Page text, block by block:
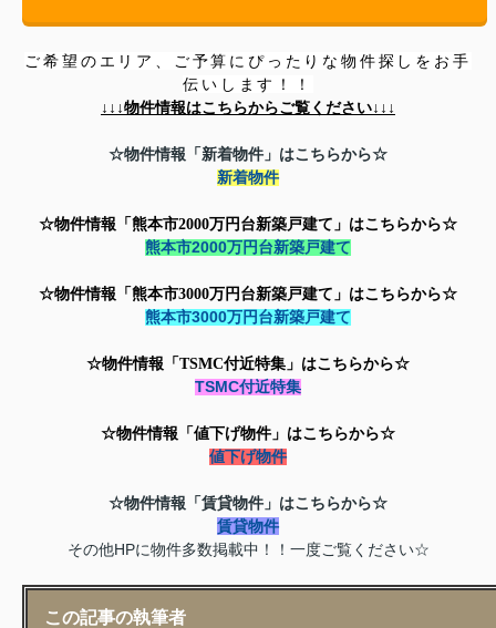
ご希望のエリア、ご予算にぴったりな物件探しをお手
伝いします！！
↓↓↓物件情報はこちらからご覧ください↓↓↓
☆物件情報「新着物件」はこちらから☆
新着物件
☆物件情報「熊本市2000万円台新築戸建て」はこちらから☆
熊本市2000万円台新築戸建て
☆物件情報「 熊本市3000万円台新築戸建て」はこちらから☆
熊本市3000万円台新築戸建て
☆物件情報「TSMC付近特集」はこちらから☆
TSMC付近特集
☆物件情報「値下げ物件」はこちらから☆
値下げ物件
☆物件情報「賃貸物件」はこちらから☆
賃貸物件
その他HPに物件多数掲載中！！一度ご覧ください☆
この記事の執筆者